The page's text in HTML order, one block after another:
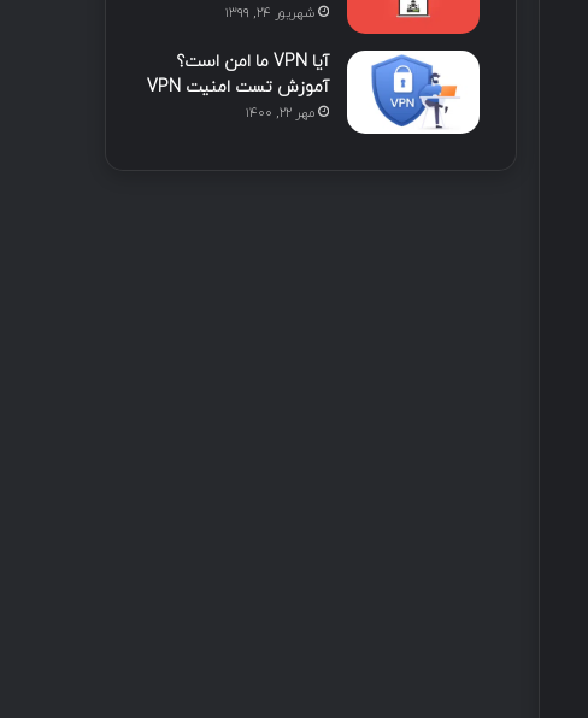
شهریور ۲۴, ۱۳۹۹
آیا VPN ما امن است؟
آموزش تست امنیت VPN
مهر ۲۲, ۱۴۰۰